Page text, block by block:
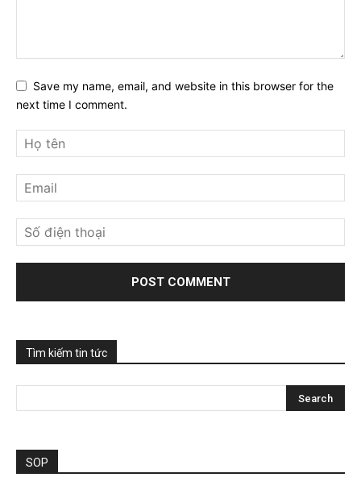
Save my name, email, and website in this browser for the
next time I comment.
Tìm kiếm tin tức
SOP